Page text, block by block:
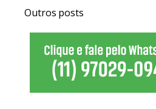
Outros posts